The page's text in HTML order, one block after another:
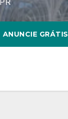
ANUNCIE GRÁTIS